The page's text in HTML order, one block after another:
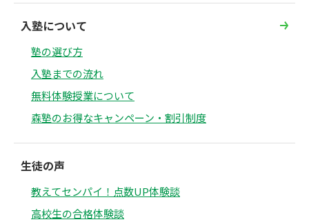
入塾について
塾の選び方
入塾までの流れ
無料体験授業について
森塾のお得なキャンペーン・割引制度
生徒の声
教えてセンパイ！点数UP体験談
高校生の合格体験談